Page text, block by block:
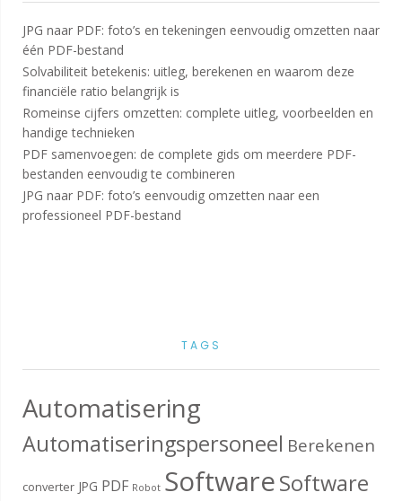
JPG naar PDF: foto’s en tekeningen eenvoudig omzetten naar
één PDF-bestand
Solvabiliteit betekenis: uitleg, berekenen en waarom deze
financiële ratio belangrijk is
Romeinse cijfers omzetten: complete uitleg, voorbeelden en
handige technieken
PDF samenvoegen: de complete gids om meerdere PDF-
bestanden eenvoudig te combineren
JPG naar PDF: foto’s eenvoudig omzetten naar een
professioneel PDF-bestand
TAGS
Automatisering
Automatiseringspersoneel Berekenen
converter JPG PDF Robot SoftwareSoftware